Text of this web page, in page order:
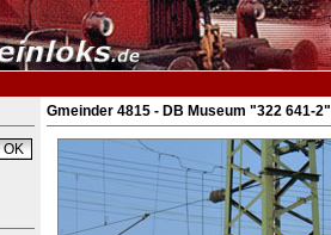
Gmeinder 4815 - DB Museum "322 641-2"